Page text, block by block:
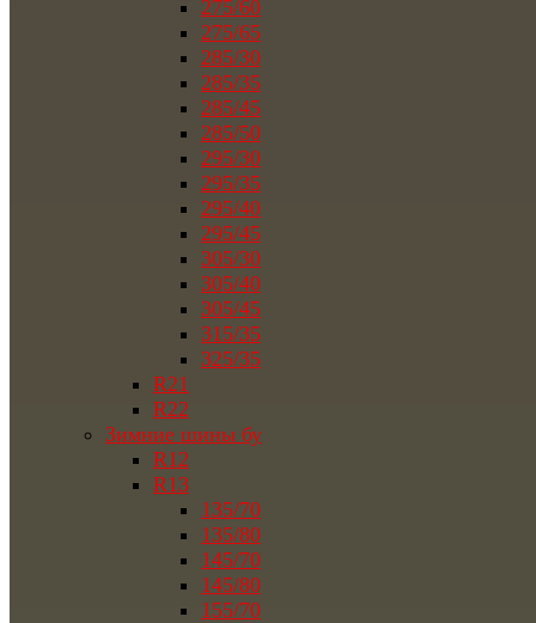
275/60
275/65
285/30
285/35
285/45
285/50
295/30
295/35
295/40
295/45
305/30
305/40
305/45
315/35
325/35
R21
R22
Зимние шины бу
R12
R13
135/70
135/80
145/70
145/80
155/70